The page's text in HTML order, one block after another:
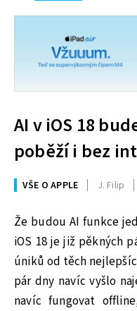
AI v iOS 18
poběží i bez
VŠE O APPLE J. Filip
Že budou AI funkce
iOS 18 je již pěkných
úniků od těch
pár dny navíc vyšlo
navíc fungovat